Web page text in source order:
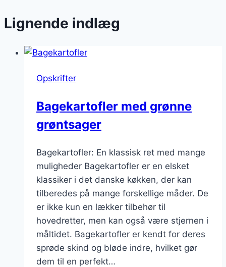
Lignende indlæg
Opskrifter
Bagekartofler med grønne
grøntsager
Bagekartofler: En klassisk ret med mange
muligheder Bagekartofler er en elsket
klassiker i det danske køkken, der kan
tilberedes på mange forskellige måder. De
er ikke kun en lækker tilbehør til
hovedretter, men kan også være stjernen i
måltidet. Bagekartofler er kendt for deres
sprøde skind og bløde indre, hvilket gør
dem til en perfekt…